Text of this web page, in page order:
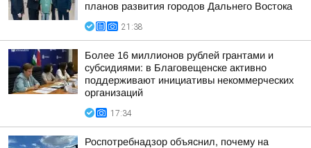
планов развития городов Дальнего Востока
21:38
Более 16 миллионов рублей грантами и
субсидиями: в Благовещенске активно
поддерживают инициативы некоммерческих
организаций
17:34
Роспотребнадзор объяснил, почему на